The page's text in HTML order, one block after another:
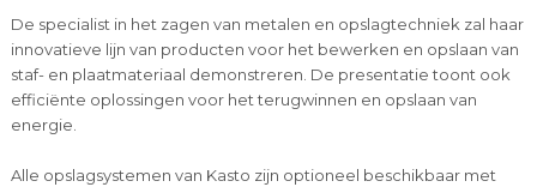
De specialist in het zagen van metalen en opslagtechniek zal haar
innovatieve lijn van producten voor het bewerken en opslaan van
staf- en plaatmateriaal demonstreren. De presentatie toont ook
efficiënte oplossingen voor het terugwinnen en opslaan van
energie.
Alle opslagsystemen van Kasto zijn optioneel beschikbaar met